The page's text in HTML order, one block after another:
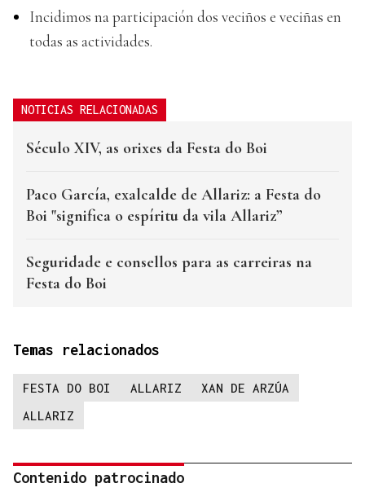
Incidimos na participación dos veciños e veciñas en
todas as actividades.
NOTICIAS RELACIONADAS
Século XIV, as orixes da Festa do Boi
Paco García, exalcalde de Allariz: a Festa do
Boi "significa o espíritu da vila Allariz”
Seguridade e consellos para as carreiras na
Festa do Boi
Temas relacionados
FESTA DO BOI ALLARIZ
XAN DE ARZÚA
ALLARIZ
Contenido patrocinado